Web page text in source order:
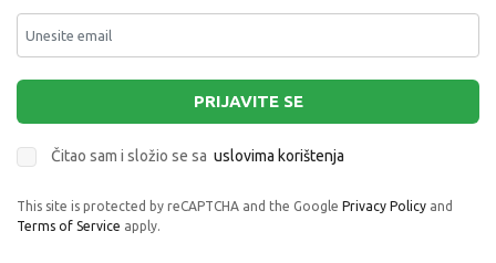
PRIJAVITE SE
Čitao sam i složio se sa uslovima korištenja
This site is protected by reCAPTCHA and the Google Privacy Policy and
Terms of Service apply.